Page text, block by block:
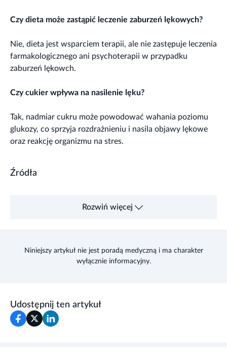
Czy dieta może zastąpić leczenie zaburzeń lękowych?
Nie, dieta jest wsparciem terapii, ale nie zastępuje leczenia
farmakologicznego ani psychoterapii w przypadku
zaburzeń lękowch.
Czy cukier wpływa na nasilenie lęku?
Tak, nadmiar cukru może powodować wahania poziomu
glukozy, co sprzyja rozdrażnieniu i nasila objawy lękowe
oraz reakcję organizmu na stres.
Źródła
Rozwiń więcej
Niniejszy artykuł nie jest poradą medyczną i ma charakter
wyłącznie informacyjny.
Udostępnij ten artykuł